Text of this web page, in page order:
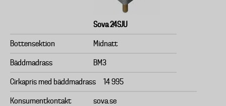
Sova 24SJU
Bottensektion Midnatt
Bäddmadrass BM3
Cirkapris med bäddmadrass 14 995
Konsumentkontakt sova.se